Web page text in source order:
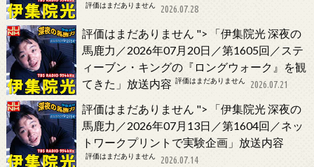
評価はまだありません 2026.07.28
評価はまだありません ">
「伊集院光 深夜の
馬鹿力／2026年07月20日／第1605回／ステ
ィーブン・キングの『ロングウォーク』を観
てきた」放送内容 評価はまだありません 2026.07.21
評価はまだありません ">
「伊集院光 深夜の
馬鹿力／2026年07月13日／第1604回／ネッ
トワークプリントで実験企画」放送内容
評価はまだありません 2026.07.14